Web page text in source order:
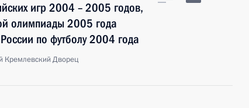
игр 2004 – 2005 годов,
олимпиады 2005 года
по футболу 2004 года
Кремлевский Дворец